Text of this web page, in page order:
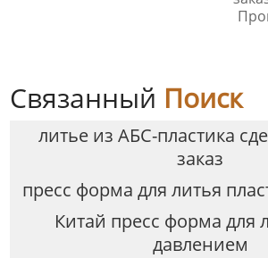
Связанный Поиск
литье из АБС-пластика
заказ
пресс форма для литья
Китай пресс форма для
давлением